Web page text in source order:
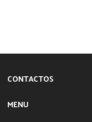
CONTACTOS
MENU